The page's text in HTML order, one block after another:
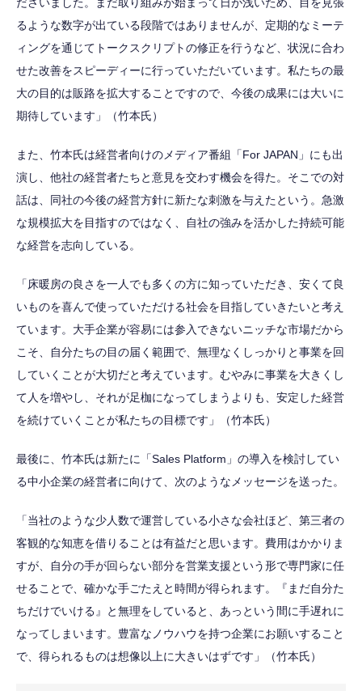
ださいました。まだ取り組みが始まって日が浅いため、目を見張
るような数字が出ている段階ではありませんが、定期的なミーテ
ィングを通じてトークスクリプトの修正を行うなど、状況に合わ
せた改善をスピーディーに行っていただいています。私たちの最
大の目的は販路を拡大することですので、今後の成果には大いに
期待しています」（竹本氏）
また、竹本氏は経営者向けのメディア番組「For JAPAN」にも出
演し、他社の経営者たちと意見を交わす機会を得た。そこでの対
話は、同社の今後の経営方針に新たな刺激を与えたという。急激
な規模拡大を目指すのではなく、自社の強みを活かした持続可能
な経営を志向している。
「床暖房の良さを一人でも多くの方に知っていただき、安くて良
いものを喜んで使っていただける社会を目指していきたいと考え
ています。大手企業が容易には参入できないニッチな市場だから
こそ、自分たちの目の届く範囲で、無理なくしっかりと事業を回
していくことが大切だと考えています。むやみに事業を大きくし
て人を増やし、それが足枷になってしまうよりも、安定した経営
を続けていくことが私たちの目標です」（竹本氏）
最後に、竹本氏は新たに「Sales Platform」の導入を検討してい
る中小企業の経営者に向けて、次のようなメッセージを送った。
「当社のような少人数で運営している小さな会社ほど、第三者の
客観的な知恵を借りることは有益だと思います。費用はかかりま
すが、自分の手が回らない部分を営業支援という形で専門家に任
せることで、確かな手ごたえと時間が得られます。『まだ自分た
ちだけでいける』と無理をしていると、あっという間に手遅れに
なってしまいます。豊富なノウハウを持つ企業にお願いすること
で、得られるものは想像以上に大きいはずです」（竹本氏）